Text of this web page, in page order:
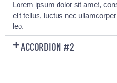
Lorem ipsum dolor sit amet,
elit tellus, luctus nec
leo.
ACCORDION #2